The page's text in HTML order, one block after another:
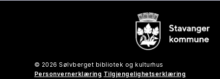
© 2026 Sølvberget bibliotek og kulturhus
Personvernerklæring Tilgjengelighetserklæring